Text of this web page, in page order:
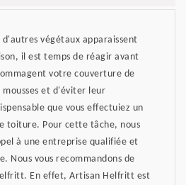
d'autres végétaux apparaissent
il est temps de réagir avant
votre couverture de
et d'éviter leur
que vous effectuiez un
toiture. Pour cette tâche, nous
à une entreprise qualifiée et
Nous vous recommandons de
En effet, Artisan Helfritt est